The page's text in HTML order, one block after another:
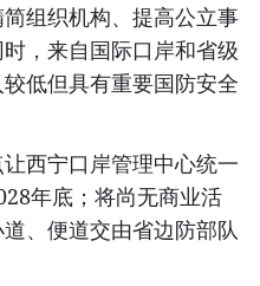
组织机构、提高公立事
，来自国际口岸和省级
低但具有重要国防安全
西宁口岸管理中心统一
年底；将尚无商业活
、便道交由省边防部队